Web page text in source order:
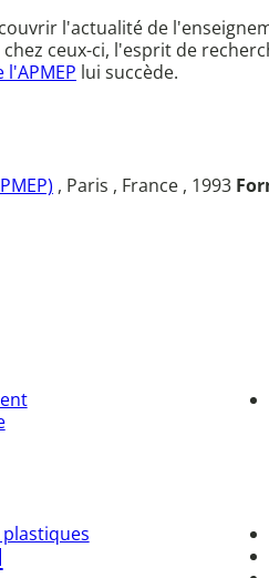
l'actualité de
ceux-ci, l'esprit de
lui succède.
, Paris , France , 1993